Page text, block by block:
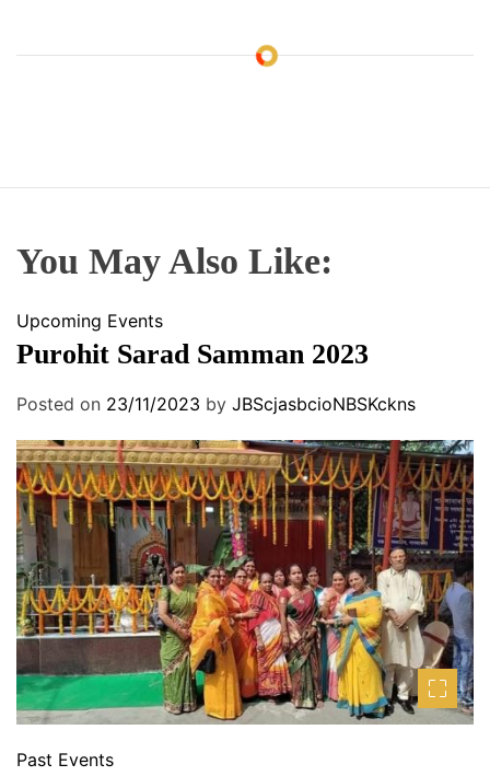
You May Also Like:
Upcoming Events
Purohit Sarad Samman 2023
Posted on 23/11/2023 by JBScjasbcioNBSKckns
Past Events